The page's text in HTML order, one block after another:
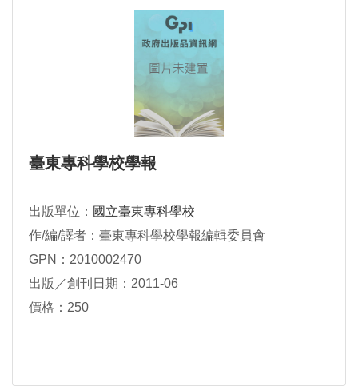
臺東專科學校學報
出版單位： 國立臺東專科學校
作/編/譯者：臺東專科學校學報編輯委員會
GPN：2010002470
出版／創刊日期：2011-06
價格：250